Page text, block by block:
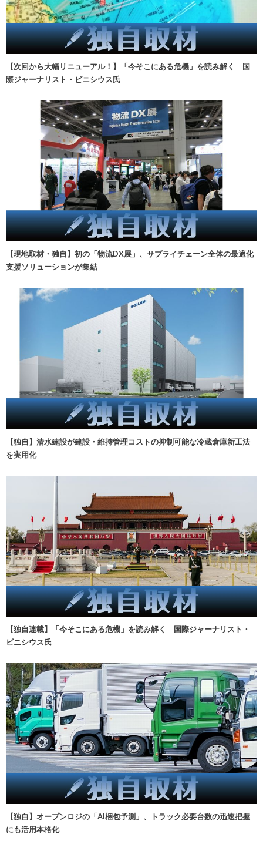
【次回から大幅リニューアル！】「今そこにある危機」を読み解く 国
際ジャーナリスト・ビニシウス氏
【現地取材・独自】初の「物流DX展」、サプライチェーン全体の最適化
支援ソリューションが集結
【独自】清水建設が建設・維持管理コストの抑制可能な冷蔵倉庫新工法
を実用化
【独自連載】「今そこにある危機」を読み解く 国際ジャーナリスト・
ビニシウス氏
【独自】オープンロジの「AI梱包予測」、トラック必要台数の迅速把握
にも活用本格化